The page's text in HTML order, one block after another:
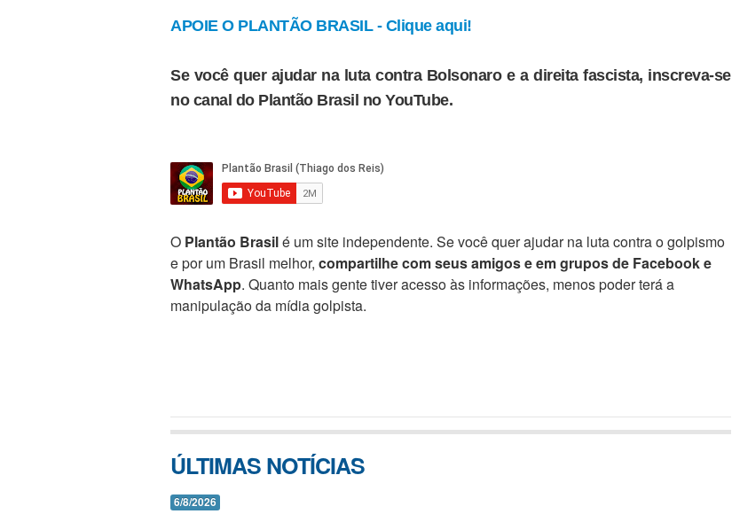
APOIE O PLANTÃO BRASIL - Clique aqui!
Se você quer ajudar na luta contra Bolsonaro e a direita fascista, inscreva-se
no canal do Plantão Brasil no YouTube.
O Plantão Brasilé um site independente. Se você quer ajudar na luta contra o golpismo
e por um Brasil melhor, compartilhe com seus amigos e em grupos de Facebook e
WhatsApp. Quanto mais gente tiver acesso às informações, menos poder terá a
manipulação da mídia golpista.
ÚLTIMAS NOTÍCIAS
6/8/2026